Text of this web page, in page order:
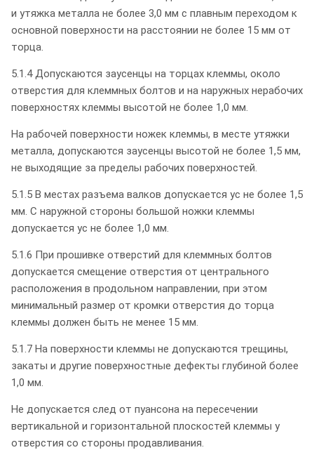
и утяжка металла не более 3,0 мм с плавным переходом к
основной поверхности на расстоянии не более 15 мм от
торца.
5.1.4 Допускаются заусенцы на торцах клеммы, около
отверстия для клеммных болтов и на наружных нерабочих
поверхностях клеммы высотой не более 1,0 мм.
На рабочей поверхности ножек клеммы, в месте утяжки
металла, допускаются заусенцы высотой не более 1,5 мм,
не выходящие за пределы рабочих поверхностей.
5.1.5 В местах разъема валков допускается ус не более 1,5
мм. С наружной стороны большой ножки клеммы
допускается ус не более 1,0 мм.
5.1.6 При прошивке отверстий для клеммных болтов
допускается смещение отверстия от центрального
расположения в продольном направлении, при этом
минимальный размер от кромки отверстия до торца
клеммы должен быть не менее 15 мм.
5.1.7 На поверхности клеммы не допускаются трещины,
закаты и другие поверхностные дефекты глубиной более
1,0 мм.
Не допускается след от пуансона на пересечении
вертикальной и горизонтальной плоскостей клеммы у
отверстия со стороны продавливания.